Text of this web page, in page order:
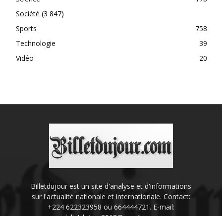
Société (3 847)
Sports
758
Technologie
39
Vidéo
20
Billetdujour est un site d'analyse et d'informations
sur l'actualité nationale et internationale. Contact:
+224 622323958 ou 664444721. E-mail: